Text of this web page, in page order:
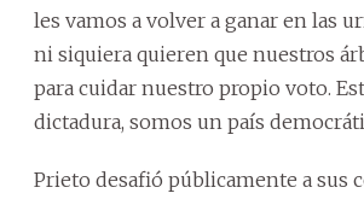
les vamos a volver a ganar en las
ni siquiera quieren que nuestros
para cuidar nuestro propio voto.
dictadura, somos un país
Prieto desafió públicamente a sus